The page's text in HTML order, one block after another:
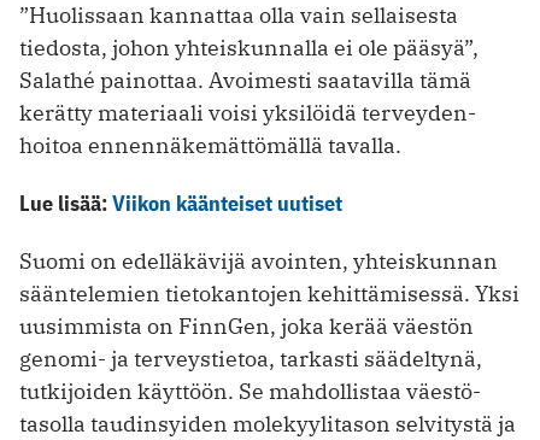
”Huolissaan kannattaa olla vain sellaisesta
tiedosta, johon yhteiskunnalla ei ole pääsyä”,
Salathé painottaa. Avoimesti saatavilla tämä
kerätty materiaali voisi yksilöidä terveyden­
hoitoa ennennäkemättömällä tavalla.
Lue lisää:Viikon käänteiset uutiset
Suomi on edelläkävijä avointen, yhteiskunnan
sääntelemien tietokantojen kehittämisessä. Yksi
uusimmista on FinnGen, joka kerää väestön
genomi- ja terveystietoa, tarkasti säädeltynä,
tutkijoiden käyttöön. Se mahdollistaa väestö­
tasolla taudinsyiden molekyylitason selvitystä ja